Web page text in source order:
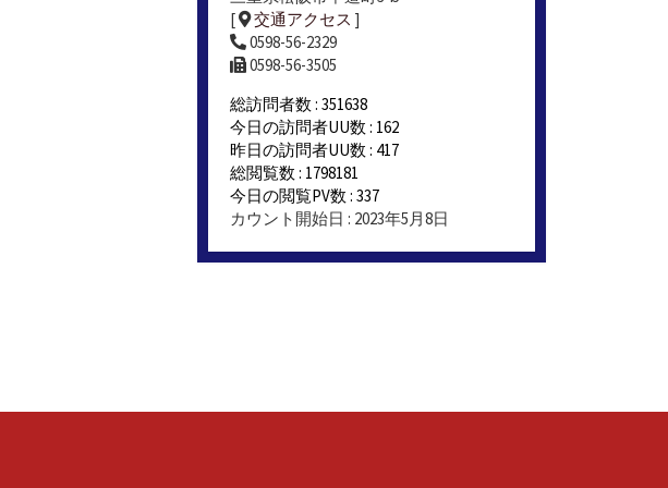
[
交通アクセス ]
0598-56-2329
0598-56-3505
総訪問者数 : 351638
今日の訪問者UU数 : 162
昨日の訪問者UU数 : 417
総閲覧数 : 1798181
今日の閲覧PV数 : 337
カウント開始日 : 2023年5月8日